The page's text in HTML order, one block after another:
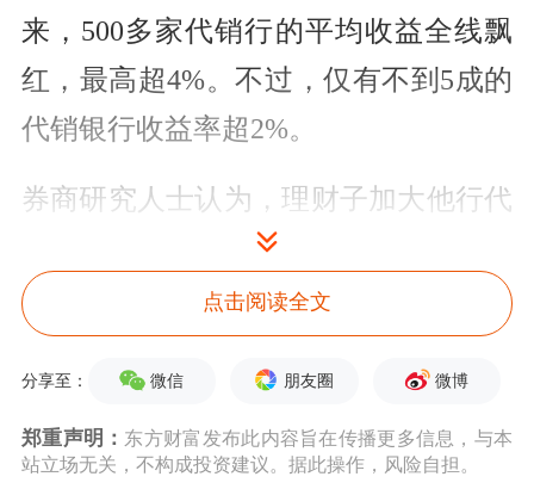
来，500多家代销行的平均收益全线飘
红，最高超4%。不过，仅有不到5成的
代销银行收益率超2%。
券商研究人士认为，理财子加大他行代
销，对后续运作方式产生了直接影响，
体现在流动性、回撤与收益等多重约束
上，必须实施渠道定制化的产品分层破
解这些“堵点”。
代销渠道拓展放缓，下沉渠道成目前发
点击阅读全文
分享至： 微信 朋友圈 微博
郑重声明： 东方财富发布此内容旨在传播更多信息，与本
站立场无关，不构成投资建议。据此操作，风险自担。